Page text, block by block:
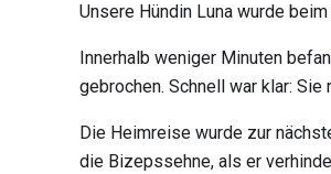
Unsere Hündin Luna wurde
Innerhalb weniger Minuten
gebrochen. Schnell war klar:
Die Heimreise wurde zur
die Bizepssehne, als er